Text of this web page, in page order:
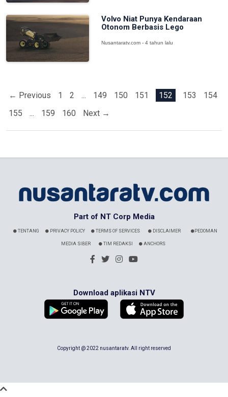
Volvo Niat Punya Kendaraan
Otonom Berbasis Lego
Nusantaratv.com - 4 tahun lalu
← Previous 1 2 ... 149 150 151 152 153
154
155
... 159 160 Next →
Part of NT Corp Media
TENTANG PRIVACY POLICY TERMS OF SERVICES DISCLAIMER PEDOMAN
MEDIA SIBER TIM REDAKSI ANCHORS
Download aplikasi NTV
Copyright @ 2022 nusantaratv. All right reserved